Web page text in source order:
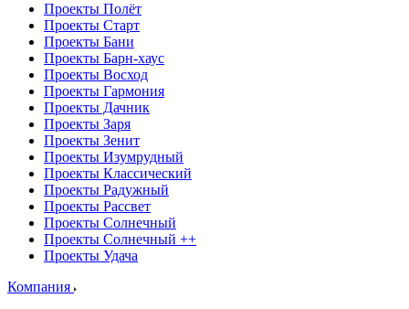
Проекты Полёт
Проекты Старт
Проекты Бани
Проекты Барн-хаус
Проекты Восход
Проекты Гармония
Проекты Дачник
Проекты Заря
Проекты Зенит
Проекты Изумрудный
Проекты Классический
Проекты Радужный
Проекты Рассвет
Проекты Солнечный
Проекты Солнечный ++
Проекты Удача
Компания